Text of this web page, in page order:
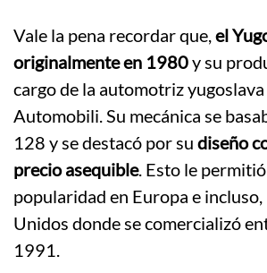
Vale la pena recordar que,el
originalmente en 1980y su
cargo de la automotriz
Automobili. Su mecánica se
128 y se destacó por su diseño
precio asequible. Esto le
popularidad en Europa e incluso,
Unidos donde se comercializó
1991.